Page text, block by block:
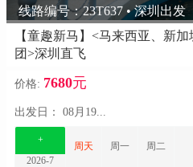
线路编号：23T637 • 深圳出发
【童趣新马】<马来西亚、新
团>深圳直飞
价格: 7680元
出发日： 08月19...
+
2026-7
周天 周一 周二